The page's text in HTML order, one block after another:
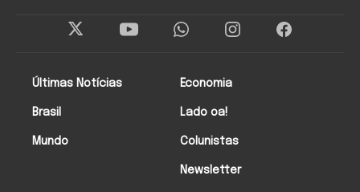
Últimas Notícias
Brasil
Mundo
Economia
Lado oa!
Colunistas
Newsletter